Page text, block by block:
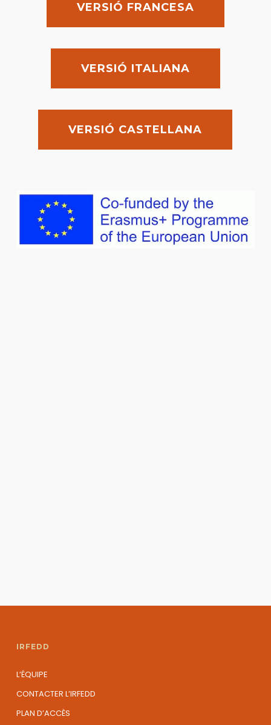
VERSIÓ FRANCESA
VERSIÓ ITALIANA
VERSIÓ CASTELLANA
IRFEDD
L’ÉQUIPE
CONTACTER L’IRFEDD
PLAN D’ACCÈS